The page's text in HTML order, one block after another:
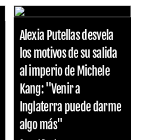
Alexia Putellas desvela
los motivos de su salida
al imperio de Michele
Kang: "Venir a
Inglaterra puede darme
algo más"